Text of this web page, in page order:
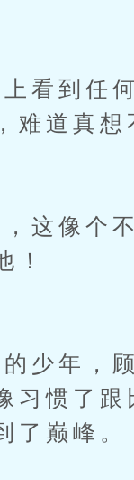
看到任
难道真想
这像个
！
少年，
习惯了跟
了巅峰。